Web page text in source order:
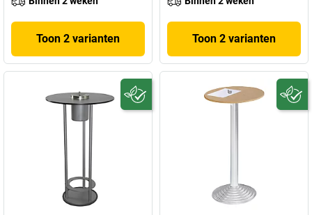
Toon 2 varianten Toon 2 varianten